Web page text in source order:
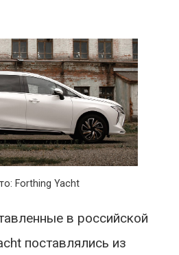
Forthing Yacht
в российской
поставлялись из